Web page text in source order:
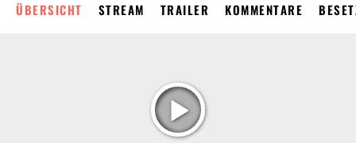
ÜBERSICHT STREAM TRAILER KOMMENTARE